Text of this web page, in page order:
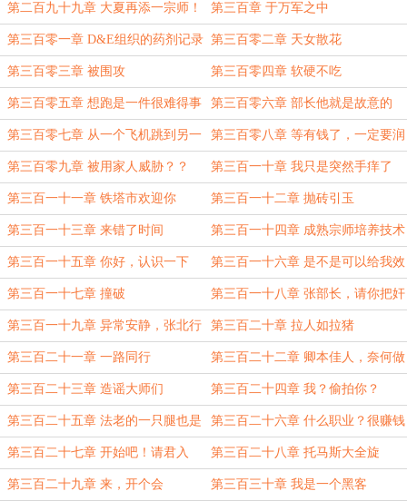
第二百九十九章 大夏再添一宗师！ 第三百章 于万军之中
第三百零一章 D&E组织的药剂记录 第三百零二章 天女散花
第三百零三章 被围攻 第三百零四章 软硬不吃
第三百零五章 想跑是一件很难得事
情
第三百零六章 部长他就是故意的
第三百零七章 从一个飞机跳到另一
个飞机
第三百零八章 等有钱了，一定要润
去大夏！
第三百零九章 被用家人威胁？？ 第三百一十章 我只是突然手痒了
第三百一十一章 铁塔市欢迎你 第三百一十二章 抛砖引玉
第三百一十三章 来错了时间 第三百一十四章 成熟宗师培养技术
第三百一十五章 你好，认识一下 第三百一十六章 是不是可以给我效
力了？
第三百一十七章 撞破 第三百一十八章 张部长，请你把奸
夫请来
第三百一十九章 异常安静，张北行
直接开门
第三百二十章 拉人如拉猪
第三百二十一章 一路同行 第三百二十二章 卿本佳人，奈何做
贼啊？
第三百二十三章 造谣大师们 第三百二十四章 我？偷拍你？
第三百二十五章 法老的一只腿也是
你偷的？
第三百二十六章 什么职业？很赚钱
吗？
第三百二十七章 开始吧！请君入
瓮！
第三百二十八章 托马斯大全旋
第三百二十九章 来，开个会 第三百三十章 我是一个黑客